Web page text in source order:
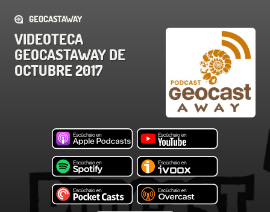
GEOCASTAWAY
VIDEOTECA
GEOCASTAWAY DE
OCTUBRE 2017